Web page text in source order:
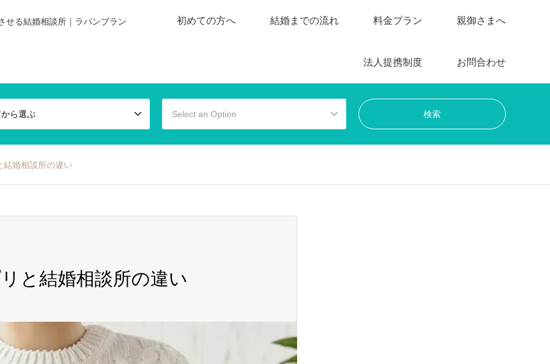
せる結婚相談所｜ラパンブラン 初めての方へ 結婚までの流れ 料金プラン 親御さまへ
法人提携制度 お問合わせ
ら選ぶ Select an Option
結婚相談所の違い
と結婚相談所の違い